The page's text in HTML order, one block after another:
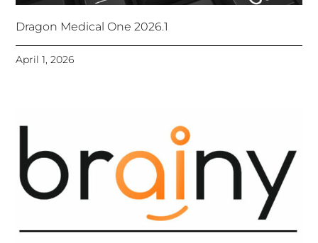
Dragon Medical One 2026.1
April 1, 2026